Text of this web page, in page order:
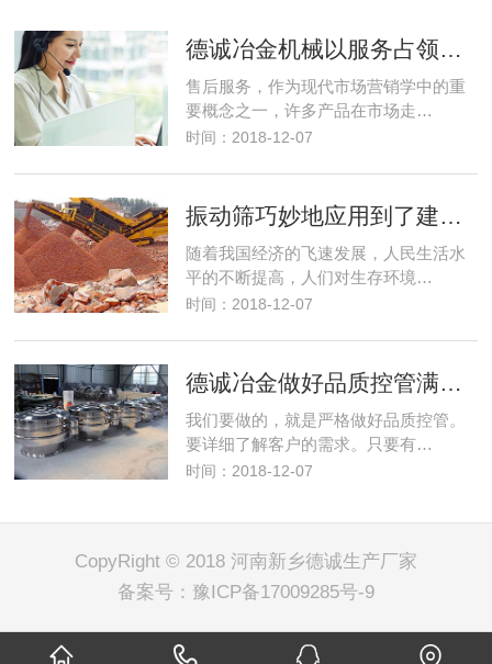
售后服务，作为现代市场营销学中的重
要概念之一，许多产品在市场走…
时间：2018-12-07
随着我国经济的飞速发展，人民生活水
平的不断提高，人们对生存环境…
时间：2018-12-07
我们要做的，就是严格做好品质控管。
要详细了解客户的需求。只要有…
时间：2018-12-07
CopyRight © 2018 河南新乡德诚生产厂家
备案号： 豫ICP备17009285号-9